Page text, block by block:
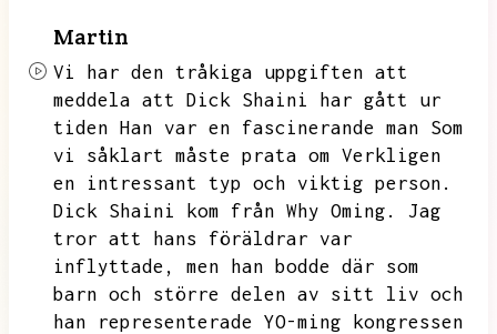
Martin
Vi har den tråkiga uppgiften att
meddela att Dick Shaini
har gått ur
tiden Han var en fascinerande man Som
vi såklart måste prata om Verkligen
en intressant typ och viktig person.
Dick Shaini kom från Why Oming.
Jag
tror att hans föräldrar var
inflyttade, men han bodde där som
barn och större delen av sitt liv och
han representerade YO-ming kongressen